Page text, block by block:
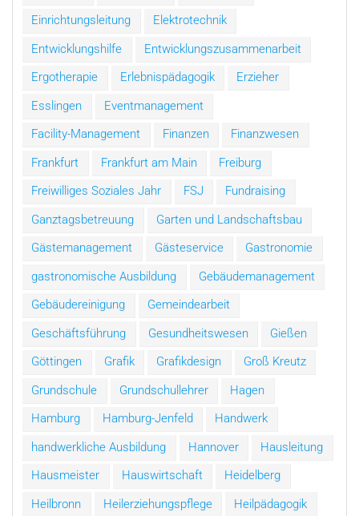
Einrichtungsleitung
Elektrotechnik
Entwicklungshilfe
Entwicklungszusammenarbeit
Ergotherapie
Erlebnispädagogik
Erzieher
Esslingen
Eventmanagement
Facility-Management
Finanzen
Finanzwesen
Frankfurt
Frankfurt am Main
Freiburg
Freiwilliges Soziales Jahr
FSJ
Fundraising
Ganztagsbetreuung
Garten und Landschaftsbau
Gästemanagement
Gästeservice
Gastronomie
gastronomische Ausbildung
Gebäudemanagement
Gebäudereinigung
Gemeindearbeit
Geschäftsführung
Gesundheitswesen
Gießen
Göttingen
Grafik Grafikdesign
Groß Kreutz
Grundschule
Grundschullehrer
Hagen
Hamburg
Hamburg-Jenfeld
Handwerk
handwerkliche Ausbildung
Hannover
Hausleitung
Hausmeister
Hauswirtschaft
Heidelberg
Heilbronn
Heilerziehungspflege
Heilpädagogik